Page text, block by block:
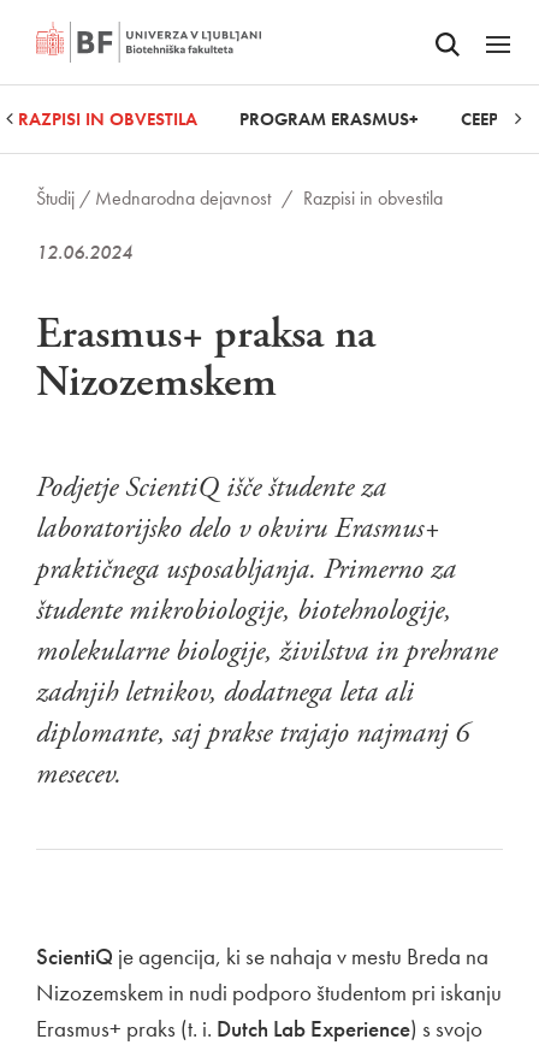
Odpri iskalnik
Odpri
RAZPISI IN OBVESTILA PROGRAM ERASMUS+ CEEPUS
Študij / Mednarodna dejavnost / Razpisi in obvestila
12.06.2024
Erasmus+ praksa na
Nizozemskem
Podjetje ScientiQ išče študente za
laboratorijsko delo v okviru Erasmus+
praktičnega usposabljanja. Primerno za
študente mikrobiologije, biotehnologije,
molekularne biologije, živilstva in prehrane
zadnjih letnikov, dodatnega leta ali
diplomante, saj prakse trajajo najmanj 6
mesecev.
ScientiQ je agencija, ki se nahaja v mestu Breda na
Nizozemskem in nudi podporo študentom pri iskanju
Erasmus+ praks (t. i. Dutch Lab Experience) s svojo